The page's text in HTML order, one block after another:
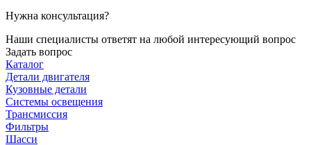
Нужна консультация?
Наши специалисты ответят на любой интересующий вопрос
Задать вопрос
Каталог
Детали двигателя
Кузовные детали
Системы освещения
Трансмиссия
Фильтры
Шасси